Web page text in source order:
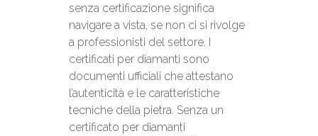
senza certificazione significa
navigare a vista, se non ci si rivolge
a professionisti del settore. I
certificati per diamanti sono
documenti ufficiali che attestano
l’autenticità e le caratteristiche
tecniche della pietra. Senza un
certificato per diamanti